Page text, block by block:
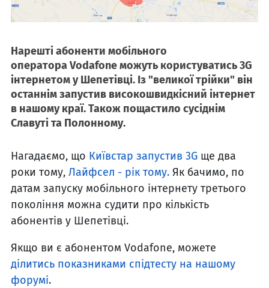
Нарешті абоненти мобільного
оператора Vodafone можуть користуватись 3G
інтернетом у Шепетівці. Із "великої трійки" він
останнім запустив високошвидкісний інтернет
в нашому краї. Також пощастило сусіднім
Славуті та Полонному.
Нагадаємо, що Київстар запустив 3G ще два
роки тому, Лайфсел - рік тому. Як бачимо, по
датам запуску мобільного інтернету третього
покоління можна судити про кількість
абонентів у Шепетівці.
Якщо ви є абонентом Vodafone, можете
ділитись показниками спідтесту на нашому
форумі.